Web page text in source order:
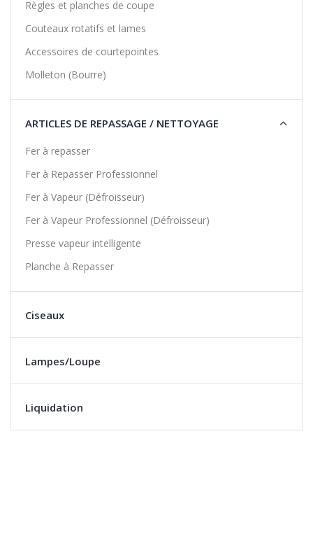
Règles et planches de coupe
Couteaux rotatifs et lames
Accessoires de courtepointes
Molleton (Bourre)
ARTICLES DE REPASSAGE / NETTOYAGE
Fer à repasser
Fer à Repasser Professionnel
Fer à Vapeur (Défroisseur)
Fer à Vapeur Professionnel (Défroisseur)
Presse vapeur intelligente
Planche à Repasser
Ciseaux
Lampes/Loupe
Liquidation